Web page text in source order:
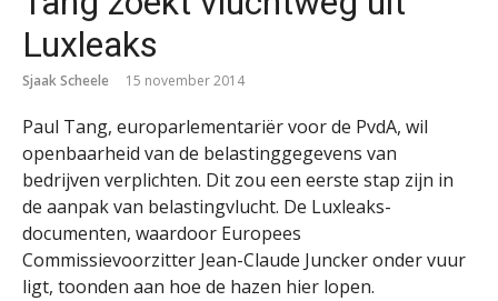
Luxleaks
Sjaak Scheele 15 november 2014
Paul Tang, europarlementariër voor de PvdA, wil
openbaarheid van de belastinggegevens van
bedrijven verplichten. Dit zou een eerste stap zijn in
de aanpak van belastingvlucht. De Luxleaks-
documenten, waardoor Europees
Commissievoorzitter Jean-Claude Juncker onder vuur
ligt, toonden aan hoe de hazen hier lopen.